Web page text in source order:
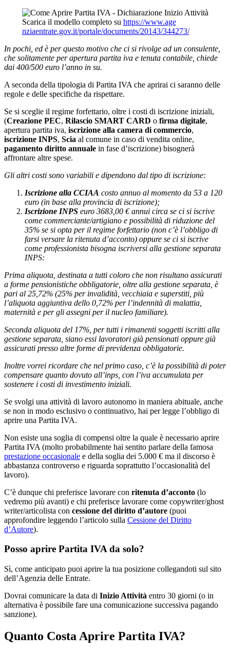
Scarica il modello completo su https://www.age
nziaentrate.gov.it/portale/documents/20143/344273/
In pochi, ed è per questo motivo che ci si rivolge ad un consulente,
che solitamente per apertura partita iva e tenuta contabile, chiede
dai 400/500 euro l’anno in su.
A seconda della tipologia di Partita IVA che aprirai ci saranno delle
regole e delle specifiche da rispettare.
Se si sceglie il regime forfettario, oltre i costi di iscrizione iniziali,
(Creazione PEC, Rilascio SMART CARD o firma digitale,
apertura partita iva, iscrizione alla camera di commercio,
iscrizione INPS, Scia al comune in caso di vendita online,
pagamento diritto annuale in fase d’iscrizione) bisognerà
affrontare altre spese.
Gli altri costi sono variabili e dipendono dal tipo di iscrizione:
Iscrizione alla CCIAA costo annuo al momento da 53 a 120
euro (in base alla provincia di iscrizione);
Iscrizione INPS euro 3683,00 € annui circa se ci si iscrive
come commerciante/artigiano e possibilità di riduzione del
35% se si opta per il regime forfettario (non c’è l’obbligo di
farsi versare la ritenuta d’acconto) oppure se ci si iscrive
come professionista bisogna iscriversi alla gestione separata
INPS:
Prima aliquota, destinata a tutti coloro che non risultano assicurati
a forme pensionistiche obbligatorie, oltre alla gestione separata, è
pari al 25,72% (25% per invalidità, vecchiaia e superstiti, più
l’aliquota aggiuntiva dello 0,72% per l’indennità di malattia,
maternità e per gli assegni per il nucleo familiare).
Seconda aliquota del 17%, per tutti i rimanenti soggetti iscritti alla
gestione separata, siano essi lavoratori già pensionati oppure già
assicurati presso altre forme di previdenza obbligatorie.
Inoltre vorrei ricordare che nel primo caso, c’è la possibilità di poter
compensare quanto dovuto all’inps, con l’iva accumulata per
sostenere i costi di investimento iniziali.
Se svolgi una attività di lavoro autonomo in maniera abituale, anche
se non in modo esclusivo o continuativo, hai per legge l’obbligo di
aprire una Partita IVA.
Non esiste una soglia di compensi oltre la quale è necessario aprire
Partita IVA (molto probabilmente hai sentito parlare della famosa
prestazione occasionale e della soglia dei 5.000 € ma il discorso è
abbastanza controverso e riguarda soprattutto l’occasionalità del
lavoro).
C’è dunque chi preferisce lavorare con ritenuta d’acconto (lo
vedremo più avanti) e chi preferisce lavorare come copywriter/ghost
writer/articolista con cessione del diritto d’autore (puoi
approfondire leggendo l’articolo sulla Cessione del Diritto
d’Autore).
Posso aprire Partita IVA da solo?
Sì, come anticipato puoi aprire la tua posizione collegandoti sul sito
dell’Agenzia delle Entrate.
Dovrai comunicare la data di Inizio Attività entro 30 giorni (o in
alternativa è possibile fare una comunicazione successiva pagando
sanzione).
Quanto Costa Aprire Partita IVA?